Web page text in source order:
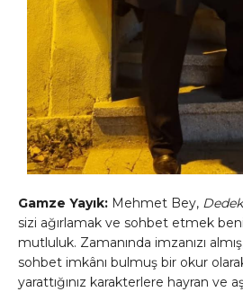
Gamze Yayık: Mehmet Bey,
sizi ağırlamak ve sohbet etmek
mutluluk. Zamanında imzanızı
sohbet imkânı bulmuş bir okur
yarattığınız karakterlere hayran ve